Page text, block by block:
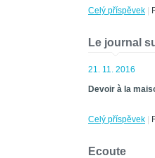
Celý příspěvek
Le journal
21. 11. 2016
Devoir à la
Celý příspěvek
Ecoute